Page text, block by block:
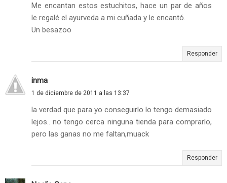
Me encantan estos estuchitos, hace un par de años
le regalé el ayurveda a mi cuñada y le encantó.
Un besazoo
Responder
inma
1 de diciembre de 2011 a las 13:37
la verdad que para yo conseguirlo lo tengo demasiado
lejos.. no tengo cerca ninguna tienda para comprarlo,
pero las ganas no me faltan,muack
Responder